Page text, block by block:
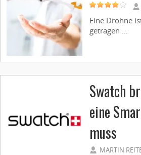
Eine Drohne
getragen ...
Swatch
eine
muss
MARTIN